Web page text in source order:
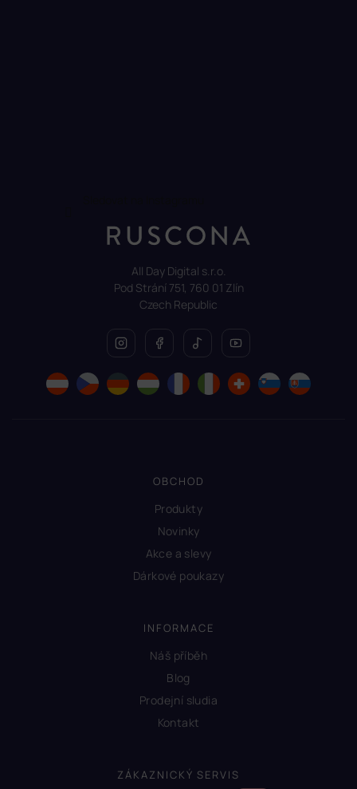
All Day Digital s.r.o.
Pod Strání 751, 760 01 Zlín
Czech Republic
OBCHOD
Produkty
Novinky
Akce a slevy
Dárkové poukazy
INFORMACE
Náš příběh
Blog
Prodejní sludia
Kontakt
ZÁKAZNICKÝ SERVIS